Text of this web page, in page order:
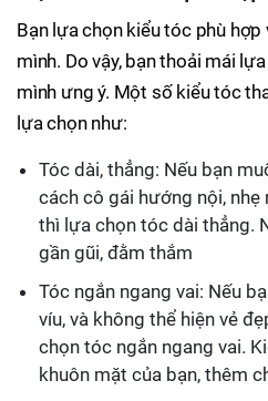
Bạn lựa chọn kiểu tóc phù
mình. Do vậy, bạn thoải mái
mình ưng ý. Một số kiểu tóc
lựa chọn như:
Tóc dài, thẳng: Nếu bạn
cách cô gái hướng nội, nhẹ
thì lựa chọn tóc dài thẳng.
gần gũi, đằm thắm
Tóc ngắn ngang vai: Nếu
víu, và không thể hiện vẻ
chọn tóc ngắn ngang vai.
khuôn mặt của bạn, thêm